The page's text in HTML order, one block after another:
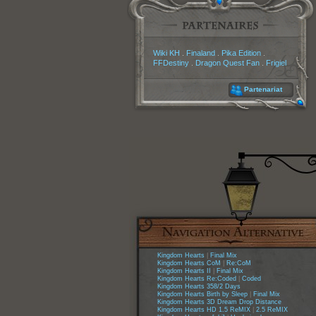
Wiki KH Finaland. Pika Edition.
FFDestiny. Dragon Quest Fan. Frigiel
Partenariat
Kingdom Hearts
Final Mix
Kingdom Hearts CoM
Re:CoM
Kingdom Hearts II
Final Mix
Kingdom Hearts Re:Coded
Coded
Kingdom Hearts 358/2 Days
Kingdom Hearts Birth by Sleep|
Final Mix
Kingdom Hearts 3D Dream Drop Distance
Kingdom Hearts HD 1.5 ReMIX| 2.5 ReMIX